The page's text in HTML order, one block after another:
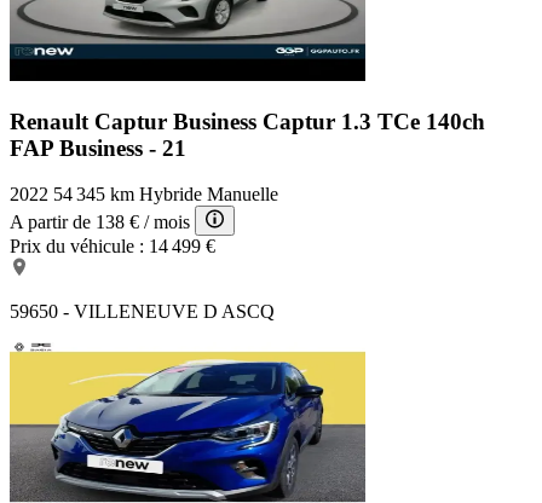
Renault Captur Business Captur 1.3 TCe 140ch
FAP Business - 21
2022 54 345 km Hybride Manuelle
A partir de 138 € / mois
Prix du véhicule : 14 499 €
59650 - VILLENEUVE D ASCQ